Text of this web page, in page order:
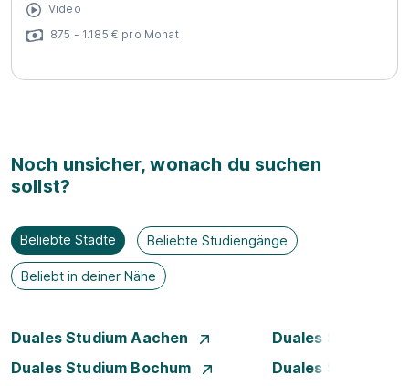
Video
875 - 1.185 € pro Monat
Noch unsicher, wonach du suchen
sollst?
Beliebte Städte Beliebte Studiengänge
Beliebt in deiner Nähe
Duales Studium Aachen
Duales Studium
Duales Studium Bochum
Duales Studium